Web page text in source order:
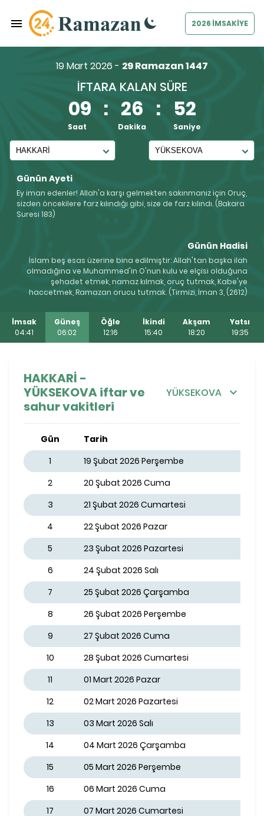
2026 İMSAKİYE
Günün Ayeti
Ey iman edenler! Allah'a karşı gelmekten sakınmanız için Oruç,
sizden öncekilere farz kılındığı gibi, size de farz kılındı. (Bakara
Suresi 183)
19 Mart 2026 - 29 Ramazan 1447
İFTARA KALAN SÜRE
09 : 26 : 52
Saat Dakika Saniye
Günün Hadisi
İslam beş esas üzerine bina edilmiştir: Allah'tan başka ilah
olmadığına ve Muhammed'in O'nun kulu ve elçisi olduğuna
şehadet etmek, namaz kılmak, oruç tutmak, Kabe'ye
haccetmek, Ramazan orucu tutmak. (Tirmizi, İman 3, (2612)
İmsak
04:41
Güneş
06:02
Öğle
12:16
İkindi
15:40
Akşam
18:20
Yatsı
19:35
HAKKARİ -
YÜKSEKOVA iftar ve
sahur vakitleri
YÜKSEKOVA
Gün Tarih
1
19 Şubat 2026 Perşembe
2
20 Şubat 2026 Cuma
3
21 Şubat 2026 Cumartesi
4
22 Şubat 2026 Pazar
5
23 Şubat 2026 Pazartesi
6
24 Şubat 2026 Salı
7
25 Şubat 2026 Çarşamba
8
26 Şubat 2026 Perşembe
9
27 Şubat 2026 Cuma
10
28 Şubat 2026 Cumartesi
11
01 Mart 2026 Pazar
12
02 Mart 2026 Pazartesi
13
03 Mart 2026 Salı
14
04 Mart 2026 Çarşamba
15
05 Mart 2026 Perşembe
16
06 Mart 2026 Cuma
17
07 Mart 2026 Cumartesi